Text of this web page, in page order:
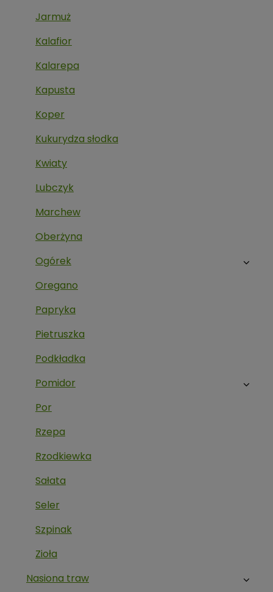
Jarmuż
Kalafior
Kalarepa
Kapusta
Koper
Kukurydza słodka
Kwiaty
Lubczyk
Marchew
Oberżyna
Ogórek
Oregano
Papryka
Pietruszka
Podkładka
Pomidor
Por
Rzepa
Rzodkiewka
Sałata
Seler
Szpinak
Zioła
Nasiona traw